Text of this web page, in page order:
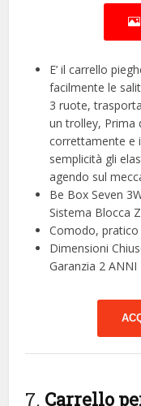
E’ il carrello
facilmente le
3 ruote,
un trolley, Prima
correttamente e
semplicità gli
agendo sul
Be Box Seven
Sistema Blocca
Comodo,
Dimensioni
Garanzia 2
7. Carrello